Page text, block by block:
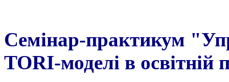
Семінар-практикум
TORI-моделі в